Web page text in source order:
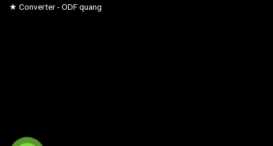
★ Converter - ODF quang